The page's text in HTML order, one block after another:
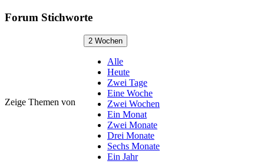
Forum Stichworte
Zeige Themen von
2 Wochen
Alle
Heute
Zwei Tage
Eine Woche
Zwei Wochen
Ein Monat
Zwei Monate
Drei Monate
Sechs Monate
Ein Jahr